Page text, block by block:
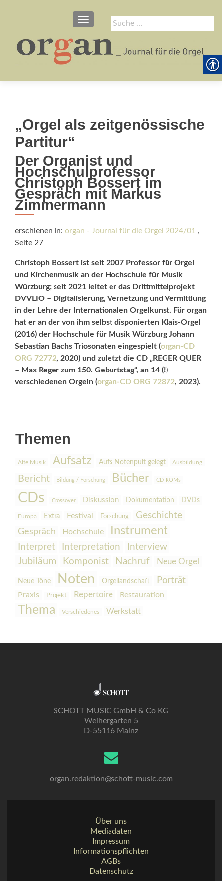
Suche
nach:
SCHALTE NAVIGATION
„Orgel als zeitgenössische
Partitur“
Der Organist und
Hochschulprofessor
Christoph Bossert im
Gespräch mit Markus
Zimmermann
erschienen in: organ - Journal für die Orgel 2024/01 ,
Seite 27
Christoph Bossert ist seit 2007 Professor für Orgel
und Kirchenmusik an der Hochschule für Musik
Würzburg; seit 2021 leitet er das Drittmittelprojekt
DVVLIO – Digitalisierung, Vernetzung und Vermittlung
in der Lehre der Internationalen Orgelkunst. Für organ
hat er an der von ihm selbst disponierten Klais-Orgel
(2016) der Hochschule für Musik Würzburg Johann
Sebastian Bachs Triosonaten eingespielt (organ-CD
ORG 72772, 2020) und zuletzt die CD „REGER QUER
– Max Reger zum 150. Geburtstag“, an 14 (!)
verschiedenen Orgeln (organ-CD ORG 72872, 2023).
Themen
Alte Musik Aufsatz Aufs Notenpult gelegt Ausbildung
Bericht Bildung / Forschung Bücher CD-ROMs
CDs Crossover Diskussion Dokumentation DVDs
Europa Extra Festival Forschung Geschichte
Gespräch Hochschule Instrument
Interpret Interpretation
Interview
Jubiläum
Komponist Nachruf Neue Orgel
Neue Töne Noten Orgellandschaft Porträt
Praxis Projekt Repertoire Restauration
Thema Verschiedenes Werkstatt
SCHOTT MUSIC GmbH & Co KG
Weihergarten 5
D-55116 Mainz
organ.redaktion@schott-music.com
Über uns
Mediadaten
Impressum
Informationspflichten
AGBs
Datenschutz